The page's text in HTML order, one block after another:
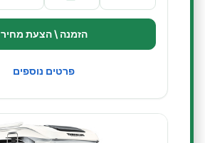
הזמנה \ הצעת מחיר
פרטים נוספים